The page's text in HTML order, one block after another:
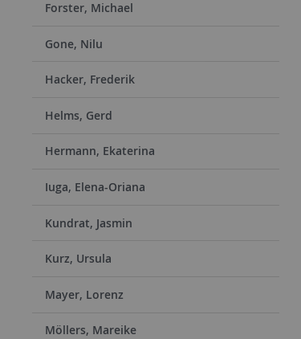
Forster, Michael
Gone, Nilu
Hacker, Frederik
Helms, Gerd
Hermann, Ekaterina
Iuga, Elena-Oriana
Kundrat, Jasmin
Kurz, Ursula
Mayer, Lorenz
Möllers, Mareike